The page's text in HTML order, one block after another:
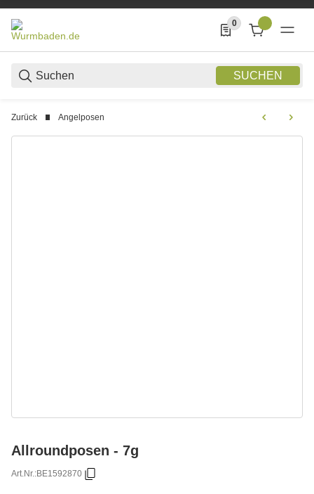
SUCHEN
0
0 Produkte in der
Zurück Angelposen
Allroundposen - 7g
Art.Nr.:BE1592870